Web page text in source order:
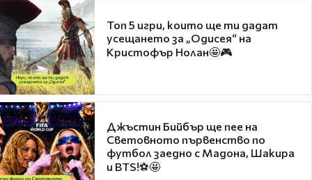
Топ 5 игри, които ще ти дадат
усещането за „Одисея“ на
Кристофър Нолан🤩🎮
Джъстин Бийбър ще пее на
Световното първенство по
футбол заедно с Мадона, Шакира
и BTS!⚽🤩